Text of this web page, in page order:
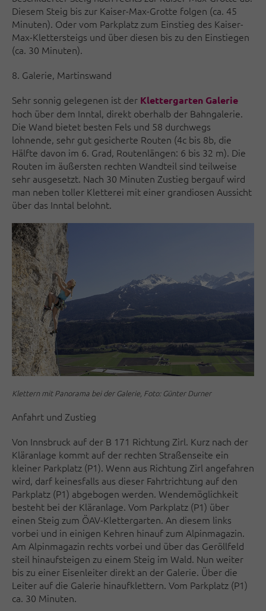
Diesem Steig bis zur Kaiser-Max-Grotte folgen (ca. 45
Minuten). Oder vom Parkplatz zum Einstieg des Kaiser-
Max-Klettersteigs und über diesen bis zu den Einstiegen
(ca. 30 Minuten).
8. Galerie, Martinswand
Sehr sonnig gelegenen ist der Klettergarten Galerie
hoch über dem Inntal, direkt oberhalb der Bahngalerie.
Die Wand bietet besten Fels und 58 durchwegs
lohnende, sehr gut gesicherte Routen (4c bis 8b, die
Hälfte davon im 6. Grad, Routenlängen: 6 bis 32 m). Die
Routen im äußersten rechten Wandteil sind teilweise
sehr ausgesetzt. Nach 30 Minuten Zustieg bergauf wird
man neben toller Kletterei mit einer grandiosen Aussicht
über das Inntal belohnt.
Klettern mit Panorama bei der Galerie, Foto: Günter Durner
Anfahrt und Zustieg
Von Innsbruck auf der B 171 Richtung Zirl. Kurz nach der
Kläranlage kommt auf der rechten Straßenseite ein
kleiner Parkplatz (P1). Wenn aus Richtung Zirl angefahren
wird, darf keinesfalls aus dieser Fahrtrichtung auf den
Parkplatz (P1) abgebogen werden. Wendemöglichkeit
besteht bei der Kläranlage. Vom Parkplatz (P1) über
einen Steig zum ÖAV-Klettergarten. An diesem links
vorbei und in einigen Kehren hinauf zum Alpinmagazin.
Am Alpinmagazin rechts vorbei und über das Geröllfeld
steil hinaufsteigen zu einem Steig im Wald. Nun weiter
bis zu einer Eisenleiter direkt an der Galerie. Über die
Leiter auf die Galerie hinaufklettern. Vom Parkplatz (P1)
ca. 30 Minuten.